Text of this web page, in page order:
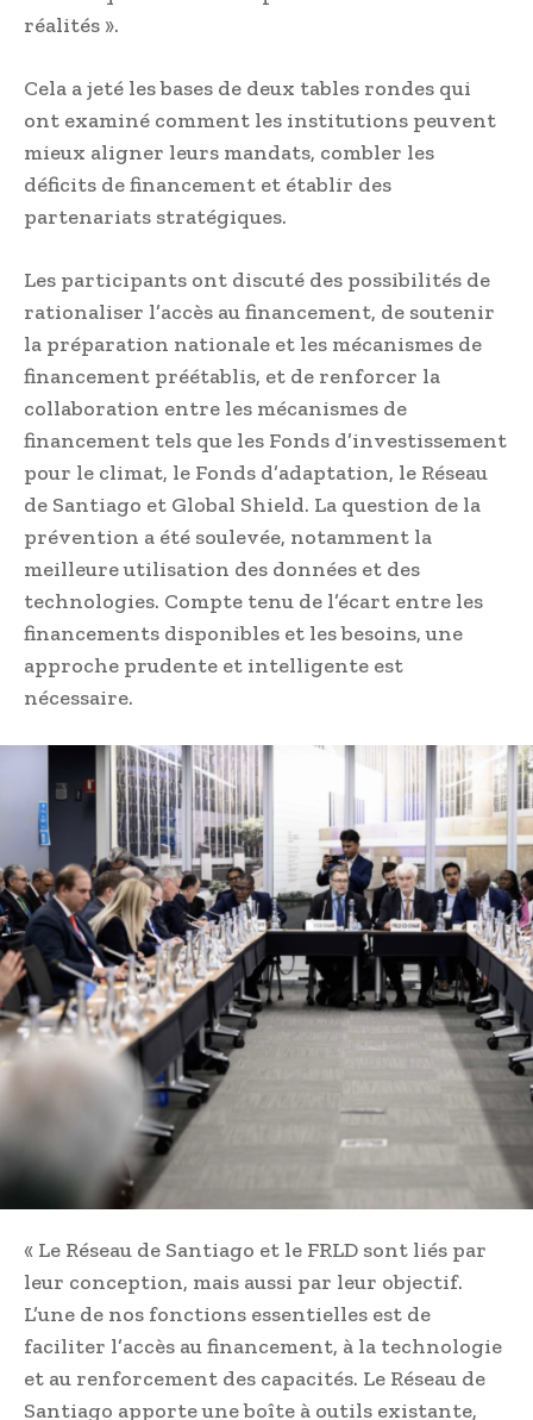
réalités ».
Cela a jeté les bases de deux tables rondes qui
ont examiné comment les institutions peuvent
mieux aligner leurs mandats, combler les
déficits de financement et établir des
partenariats stratégiques.
Les participants ont discuté des possibilités de
rationaliser l’accès au financement, de soutenir
la préparation nationale et les mécanismes de
financement préétablis, et de renforcer la
collaboration entre les mécanismes de
financement tels que les Fonds d’investissement
pour le climat, le Fonds d’adaptation, le Réseau
de Santiago et Global Shield. La question de la
prévention a été soulevée, notamment la
meilleure utilisation des données et des
technologies. Compte tenu de l’écart entre les
financements disponibles et les besoins, une
approche prudente et intelligente est
nécessaire.
« Le Réseau de Santiago et le FRLD sont liés par
leur conception, mais aussi par leur objectif.
L’une de nos fonctions essentielles est de
faciliter l’accès au financement, à la technologie
et au renforcement des capacités. Le Réseau de
Santiago apporte une boîte à outils existante,